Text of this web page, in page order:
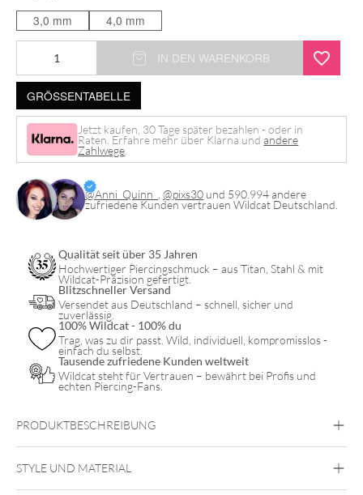
3,0 mm 4,0 mm
Labret
Menge
IN DEN WARENKORB
GRÖSSENTABELLE
Jetzt kaufen, 30 Tage später bezahlen - oder in
Raten. Erfahre mehr über Klarna undandere
Zahlwege
@Anni_Quinn_ @pixs30 und 590.994 andere
zufriedene Kunden vertrauen Wildcat Deutschland.
Qualität seit über 35 Jahren
Hochwertiger Piercingschmuck – aus Titan, Stahl & mit
Wildcat-Präzision gefertigt.
Blitzschneller Versand
Versendet aus Deutschland – schnell, sicher und
zuverlässig.
100% Wildcat - 100% du
Trag, was zu dir passt. Wild, individuell, kompromisslos -
einfach du selbst.
Tausende zufriedene Kunden weltweit
Wildcat steht für Vertrauen – bewährt bei Profis und
echten Piercing-Fans.
PRODUKTBESCHREIBUNG
STYLE UND MATERIAL